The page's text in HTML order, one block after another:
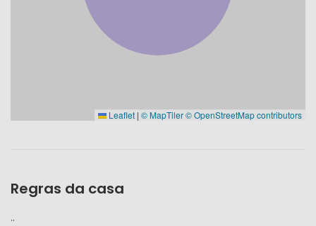
Leaflet | © MapTiler© OpenStreetMap contributors
Regras da casa
..